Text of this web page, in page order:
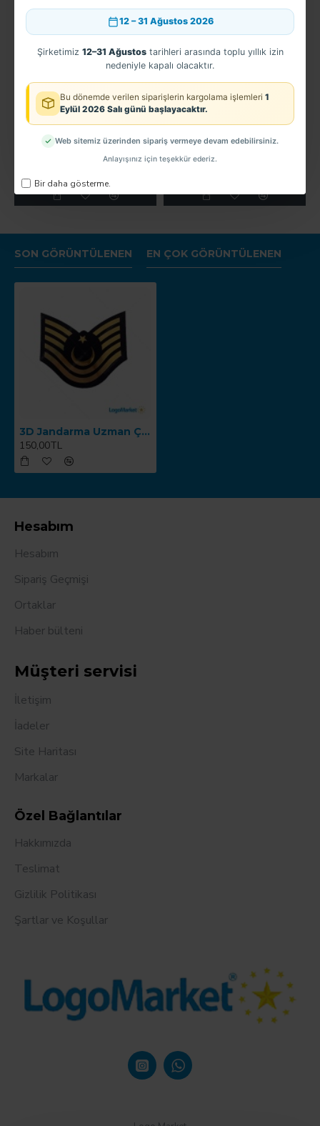
12 – 31 Ağustos 2026
Şirketimiz 12–31 Ağustostarihleri arasında toplu yıllık izin
nedeniyle kapalı olacaktır.
Bu dönemde verilen siparişlerin kargolama işlemleri 1
Eylül 2026 Salı günü başlayacaktır.
Web sitemiz üzerinden sipariş vermeye devam edebilirsiniz.
Anlayışınız için teşekkür ederiz.
Bir daha gösterme.
Gümrük Bölge Müdürü Apolet
SON GÖRÜNTÜLENEN EN ÇOK GÖRÜNTÜLENEN
3D Jandarma Uzman Çavuş 5.Kademe Kol Arması TPU
150,00TL
Hesabım
Hesabım
Sipariş Geçmişi
Ortaklar
Haber bülteni
Müşteri servisi
İletişim
İadeler
Site Haritası
Markalar
Özel Bağlantılar
Hakkımızda
Teslimat
Gizlilik Politikası
Şartlar ve Koşullar